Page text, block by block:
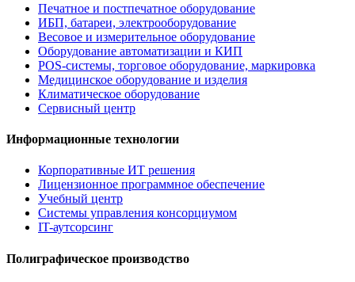
Печатное и постпечатное оборудование
ИБП, батареи, электрооборудование
Весовое и измерительное оборудование
Оборудование автоматизации и КИП
POS-системы, торговое оборудование, маркировка
Медицинское оборудование и изделия
Климатическое оборудование
Сервисный центр
Информационные технологии
Корпоративные ИТ решения
Лицензионное программное обеспечение
Учебный центр
Системы управления консорциумом
IT-аутсорсинг
Полиграфическое производство